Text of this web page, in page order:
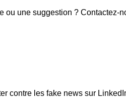
ou une suggestion ? Contactez-
contre les fake news sur